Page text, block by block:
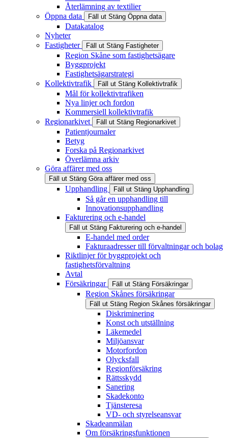
Återlämning av textilier
Öppna data
Fäll ut Stäng Öppna data
Datakatalog
Nyheter
Fastigheter
Fäll ut Stäng Fastigheter
Region Skåne som fastighetsägare
Byggprojekt
Fastighetsägarstrategi
Kollektivtrafik
Fäll ut Stäng Kollektivtrafik
Mål för kollektivtrafiken
Nya linjer och fordon
Kommersiell kollektivtrafik
Regionarkivet
Fäll ut Stäng Regionarkivet
Patientjournaler
Betyg
Forska på Regionarkivet
Överlämna arkiv
Göra affärer med oss
Fäll ut Stäng Göra affärer med oss
Upphandling Fäll ut Stäng Upphandling
Så går en upphandling till
Innovationsupphandling
Fakturering och e-handel
Fäll ut Stäng Fakturering och e-handel
E-handel med order
Fakturaadresser till förvaltningar och bolag
Riktlinjer för byggprojekt och
fastighetsförvaltning
Avtal
Försäkringar
Fäll ut Stäng Försäkringar
Region Skånes försäkringar
Fäll ut Stäng Region Skånes försäkringar
Diskriminering
Konst och utställning
Läkemedel
Miljöansvar
Motorfordon
Olycksfall
Regionförsäkring
Rättsskydd
Sanering
Skadekonto
Tjänsteresa
VD- och styrelseansvar
Skadeanmälan
Om försäkringsfunktionen